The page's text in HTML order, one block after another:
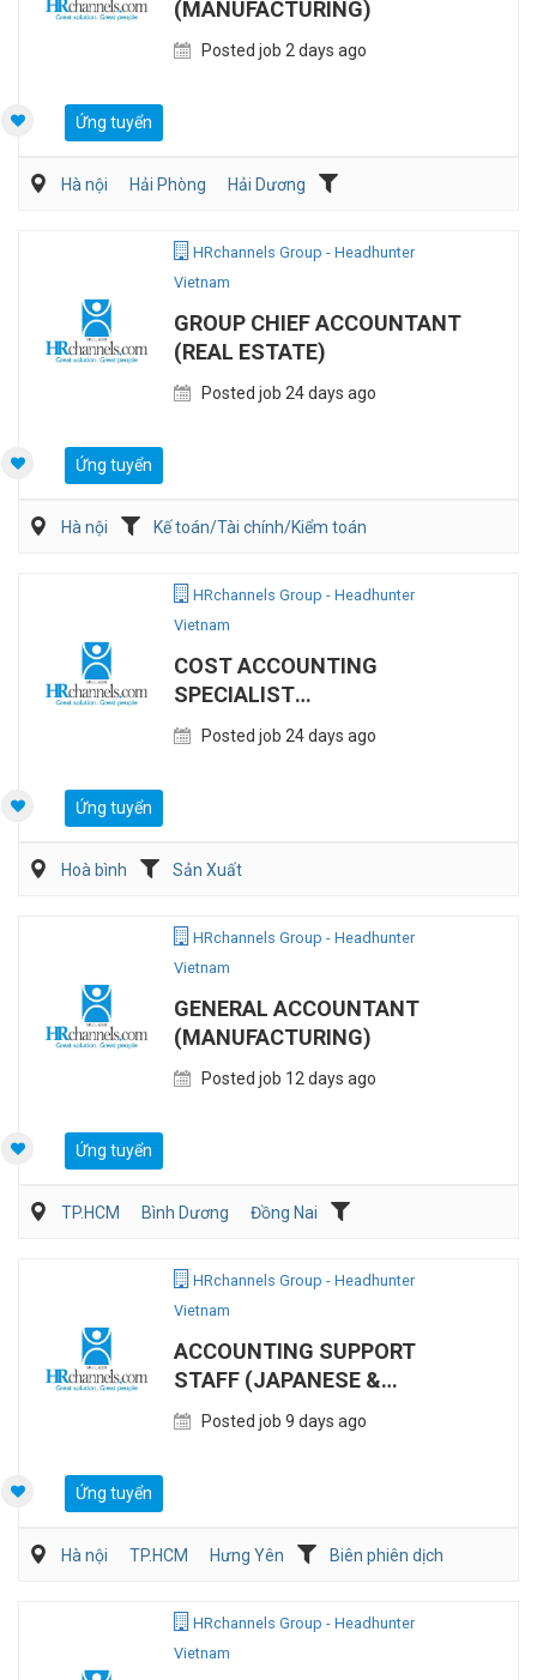
(MANUFACTURING)
Posted job 2 days ago
Ứng tuyển
Hà nội Hải Phòng
Hải Dương
HRchannels Group - Headhunter
Vietnam
GROUP CHIEF ACCOUNTANT
(REAL ESTATE)
Posted job 24 days ago
Ứng tuyển
Hà nội Kế toán/Tài chính/Kiểm toán
HRchannels Group - Headhunter
Vietnam
COST ACCOUNTING
SPECIALIST
(MANUFACTURING)
Posted job 24 days ago
Ứng tuyển
Hoà bình Sản Xuất
HRchannels Group - Headhunter
Vietnam
GENERAL ACCOUNTANT
(MANUFACTURING)
Posted job 12 days ago
Ứng tuyển
TP.HCM Bình Dương
Đồng Nai
HRchannels Group - Headhunter
Vietnam
ACCOUNTING SUPPORT
STAFF (JAPANESE &
ENGLISH)
Posted job 9 days ago
Ứng tuyển
Hà nội TP.HCM Hưng Yên
Biên phiên dịch
HRchannels Group - Headhunter
Vietnam